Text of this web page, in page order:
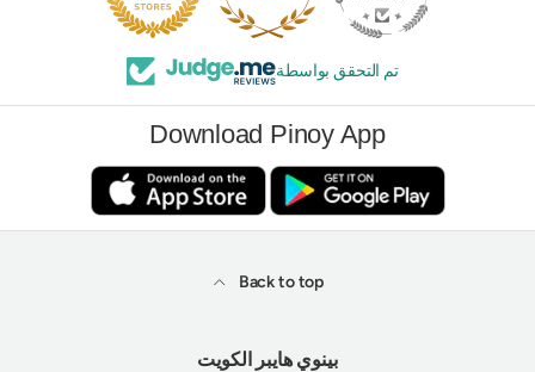
تم التحقق بواسطة
Download Pinoy App
Back to top
بينوي هايبر الكويت